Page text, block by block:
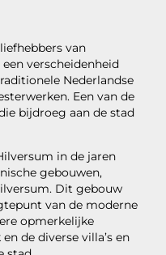
van
verscheidenheid
Nederlandse
Een van de
bijdroeg aan de stad
in de jaren
gebouwen,
Dit gebouw
van de moderne
opmerkelijke
de diverse villa’s en